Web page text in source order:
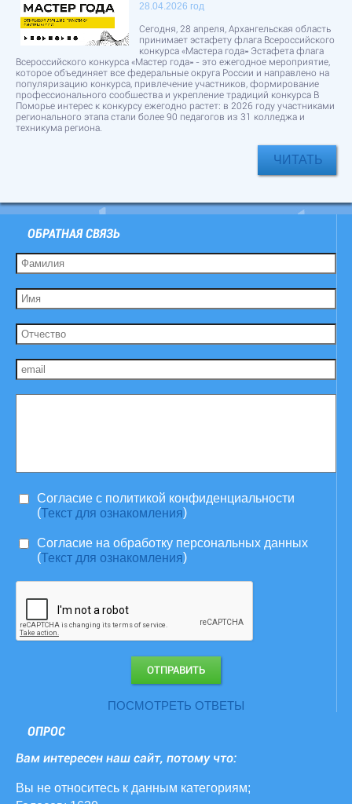
28.04.2026 год
Сегодня, 28 апреля, Архангельская область
принимает эстафету флага Всероссийского
конкурса «Мастера года» Эстафета флага
Всероссийского конкурса «Мастер года» - это ежегодное мероприятие,
которое объединяет все федеральные округа России и направлено на
популяризацию конкурса, привлечение участников, формирование
профессионального сообщества и укрепление традиций конкурса В
Поморье интерес к конкурсу ежегодно растет: в 2026 году участниками
регионального этапа стали более 90 педагогов из 31 колледжа и
техникума региона.
ЧИТАТЬ
ОБРАТНАЯ СВЯЗЬ
Согласие c политикой конфиденциальности
(Текст для ознакомления)
Согласие на обработку персональных данных
(Текст для ознакомления)
ПОСМОТРЕТЬ ОТВЕТЫ
ОПРОС
Вам интересен наш сайт, потому что:
Вы не относитесь к данным категориям;